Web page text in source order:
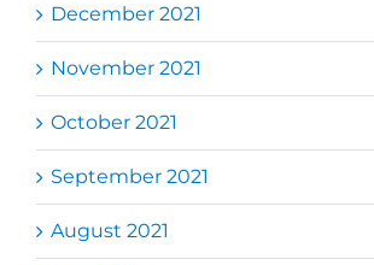
December 2021
November 2021
October 2021
September 2021
August 2021